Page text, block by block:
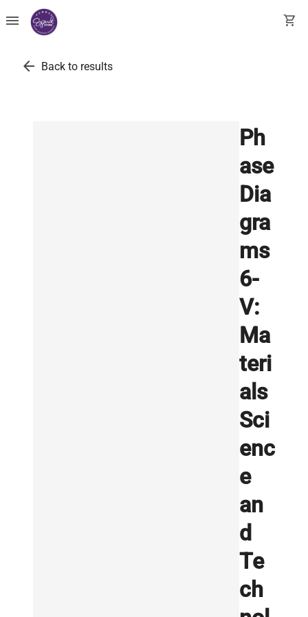
menu shopping_cart
arrow_back Back to results
Ph
ase
Dia
gra
ms
6-
V:
Ma
teri
als
Sci
enc
e
an
d
Te
ch